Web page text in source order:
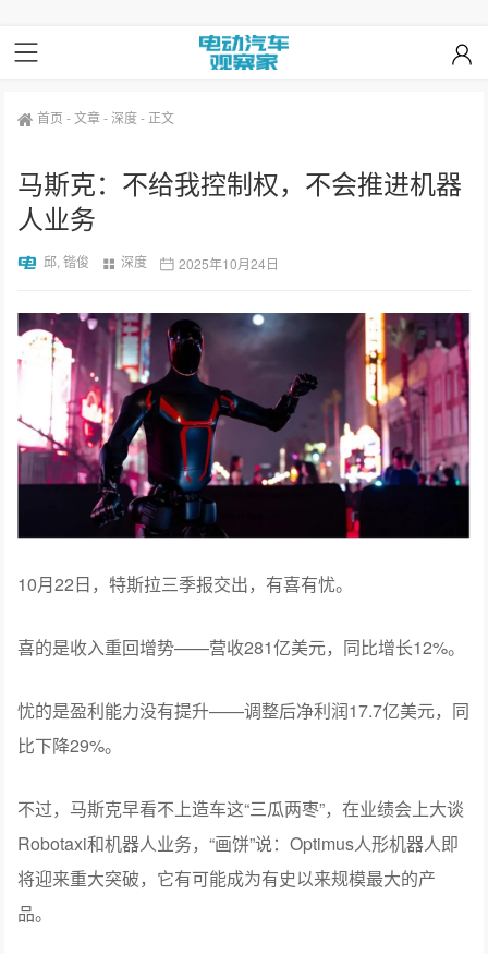
首页 -文章-深度- 正文
马斯克：不给我控制权，不会推进机器
人业务
邱, 锴俊 深度 2025年10月24日
10月22日，特斯拉三季报交出，有喜有忧。
喜的是收入重回增势——营收281亿美元，同比增长12%。
忧的是盈利能力没有提升——调整后净利润17.7亿美元，同
比下降29%。
不过，马斯克早看不上造车这“三瓜两枣”，在业绩会上大谈
Robotaxi和机器人业务，“画饼”说：Optimus人形机器人即
将迎来重大突破，它有可能成为有史以来规模最大的产
品。